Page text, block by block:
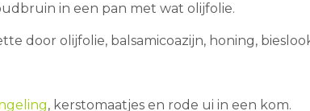
in een pan met wat olijfolie.
door olijfolie, balsamicoazijn, honing,
, kerstomaatjes en rode ui in een kom.